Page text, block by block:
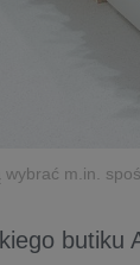
wybrać m.in.
butiku